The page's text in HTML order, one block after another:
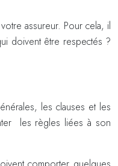
assureur. Pour cela, il
doivent être respectés ?
les clauses et les
les règles liées à son